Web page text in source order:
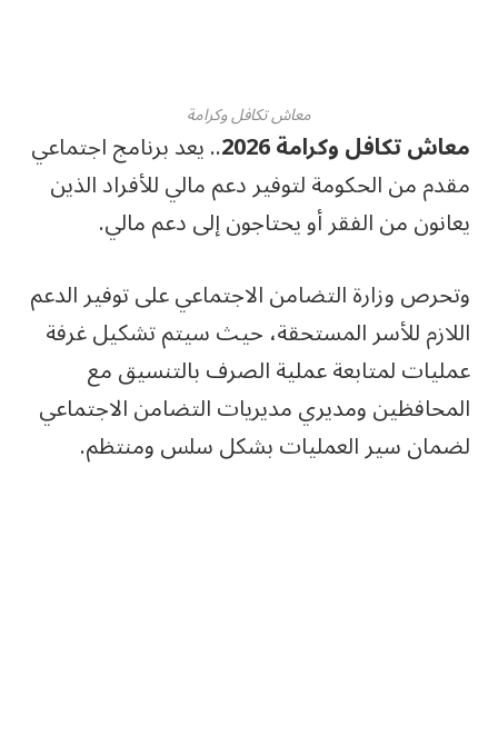
معاش تكافل وكرامة
معاش تكافل وكرامة 2026
.. يعد برنامج اجتماعي
مقدم من الحكومة لتوفير دعم مالي للأفراد الذين
يعانون من الفقر أو يحتاجون إلى دعم مالي.
وتحرص وزارة التضامن الاجتماعي على توفير الدعم
اللازم للأسر المستحقة، حيث سيتم تشكيل غرفة
عمليات لمتابعة عملية الصرف بالتنسيق مع
المحافظين ومديري مديريات التضامن الاجتماعي
لضمان سير العمليات بشكل سلس ومنتظم.